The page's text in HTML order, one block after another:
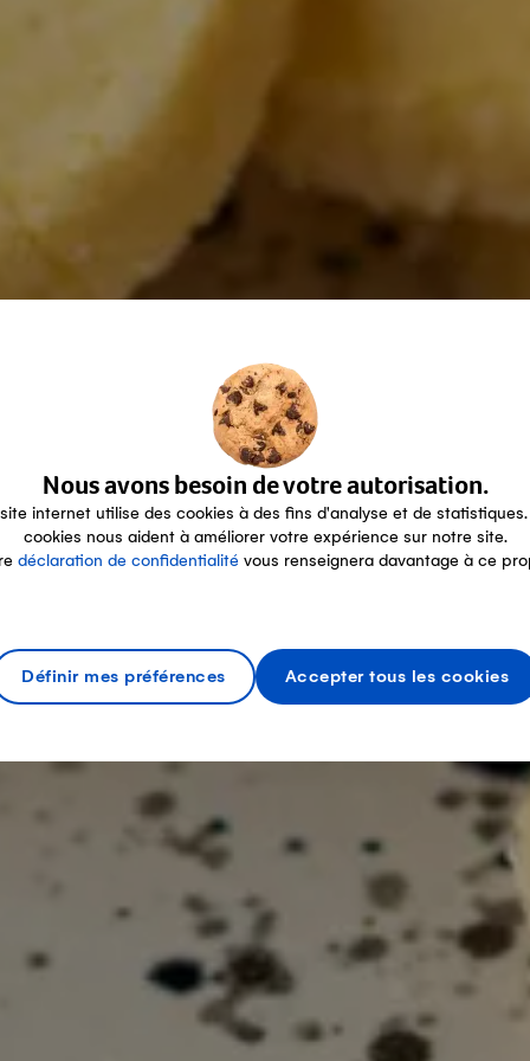
Nous avons besoin de votre autorisation.
internet utilise des cookies à des fins d'analyse et de statistiques.
cookies nous aident à améliorer votre expérience sur notre site.
déclaration de confidentialité vous renseignera davantage à ce
Définir mes préférences Accepter tous les cookies